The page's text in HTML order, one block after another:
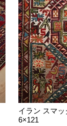
イラン スマ
6×121